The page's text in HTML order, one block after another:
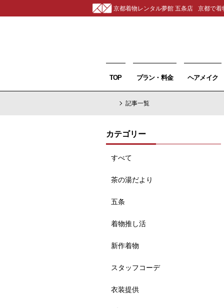
京都着物レンタル夢館 五条店 京都で着
TOP プラン・料金 ヘアメイク
記事一覧
カテゴリー
すべて
茶の湯だより
五条
着物推し活
新作着物
スタッフコーデ
衣装提供